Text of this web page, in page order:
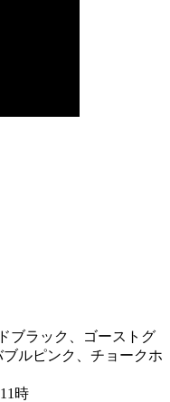
ブラック、ゴーストグ
ルピンク、チョークホ
時